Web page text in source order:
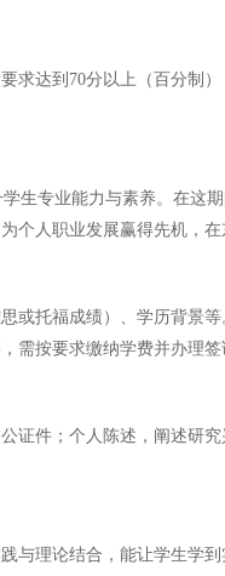
达到70分以上（百分制
生专业能力与素养。在
人职业发展赢得先机，在
托福成绩）、学历背景
按要求缴纳学费并办理
件；个人陈述，阐述研
理论结合，能让学生学